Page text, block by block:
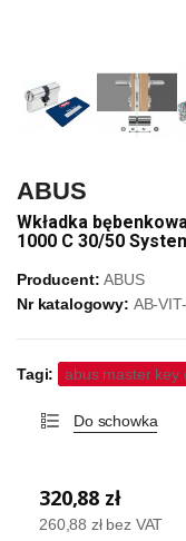
ABUS
Wkładka
1000 C 30/50
Producent: ABUS
Nr katalogowy: AB-
Tagi: abus master key
Do schowka
320,88 zł
260,88 zł bez VAT